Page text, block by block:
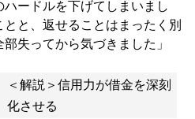
ハードルを下げてしまいまし
と、返せることはまったく別
失ってから気づきました」
＜解説＞信用力が借金を深刻
化させる